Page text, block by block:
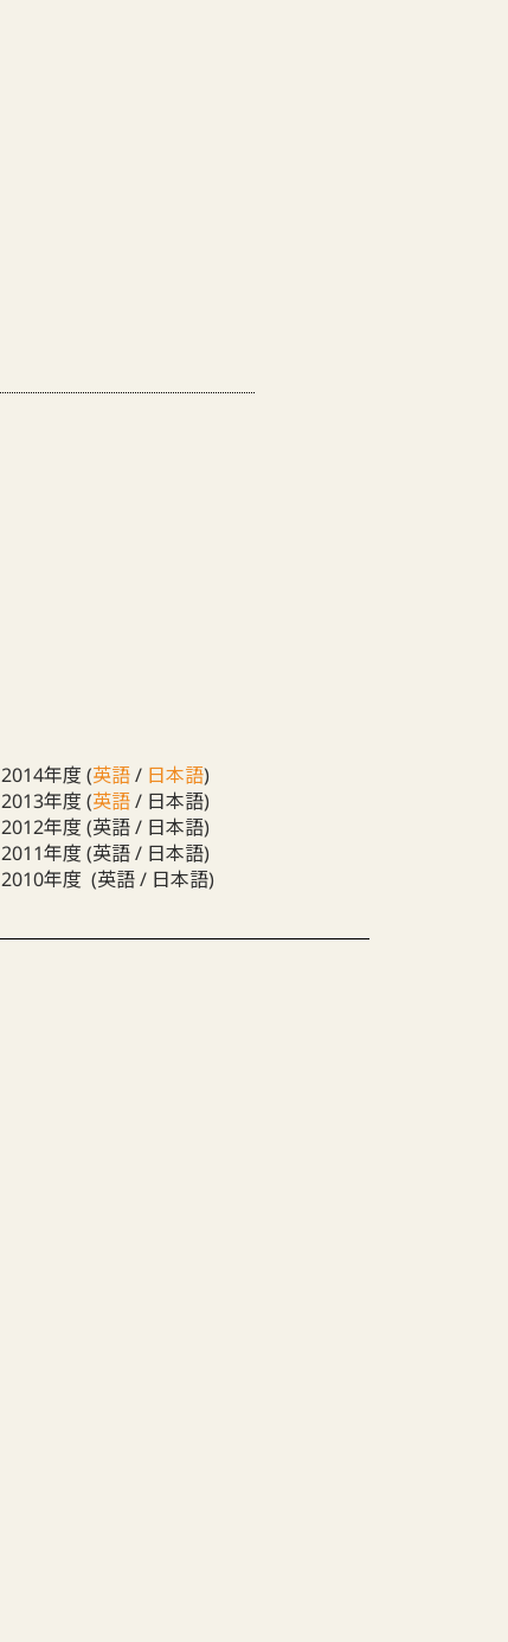
2014年度 (英語/ 日本語)
2013年度 (英語/ 日本語)
2012年度 (英語 / 日本語)
2011年度 (英語 / 日本語)
2010年度 (英語 / 日本語)